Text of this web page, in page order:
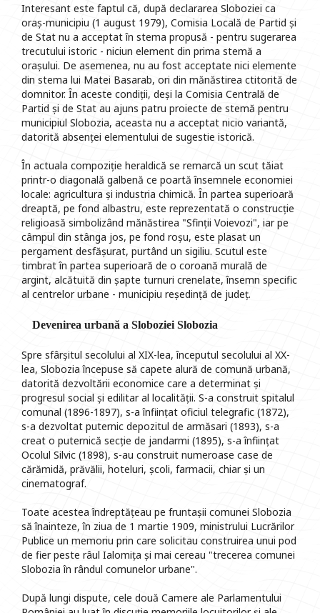
Interesant este faptul că, după declararea Sloboziei ca
oraș-municipiu (1 august 1979), Comisia Locală de Partid și
de Stat nu a acceptat în stema propusă - pentru sugerarea
trecutului istoric - niciun element din prima stemă a
orașului. De asemenea, nu au fost acceptate nici elemente
din stema lui Matei Basarab, ori din mănăstirea ctitorită de
domnitor. În aceste condiții, deși la Comisia Centrală de
Partid și de Stat au ajuns patru proiecte de stemă pentru
municipiul Slobozia, aceasta nu a acceptat nicio variantă,
datorită absenței elementului de sugestie istorică.
În actuala compoziție heraldică se remarcă un scut tăiat
printr-o diagonală galbenă ce poartă însemnele economiei
locale: agricultura și industria chimică. În partea superioară
dreaptă, pe fond albastru, este reprezentată o construcție
religioasă simbolizând mănăstirea "Sfinții Voievozi", iar pe
câmpul din stânga jos, pe fond roșu, este plasat un
pergament desfășurat, purtând un sigiliu. Scutul este
timbrat în partea superioară de o coroană murală de
argint, alcătuită din șapte turnuri crenelate, însemn specific
al centrelor urbane - municipiu reședință de județ.
Devenirea urbană a Sloboziei Slobozia
Spre sfârșitul secolului al XIX-lea, începutul secolului al XX-
lea, Slobozia începuse să capete alură de comună urbană,
datorită dezvoltării economice care a determinat și
progresul social și edilitar al localității. S-a construit spitalul
comunal (1896-1897), s-a înființat oficiul telegrafic (1872),
s-a dezvoltat puternic depozitul de armăsari (1893), s-a
creat o puternică secție de jandarmi (1895), s-a înființat
Ocolul Silvic (1898), s-au construit numeroase case de
cărămidă, prăvălii, hoteluri, școli, farmacii, chiar și un
cinematograf.
Toate acestea îndreptățeau pe fruntașii comunei Slobozia
să înainteze, în ziua de 1 martie 1909, ministrului Lucrărilor
Publice un memoriu prin care solicitau construirea unui pod
de fier peste râul Ialomița și mai cereau "trecerea comunei
Slobozia în rândul comunelor urbane".
După lungi dispute, cele două Camere ale Parlamentului